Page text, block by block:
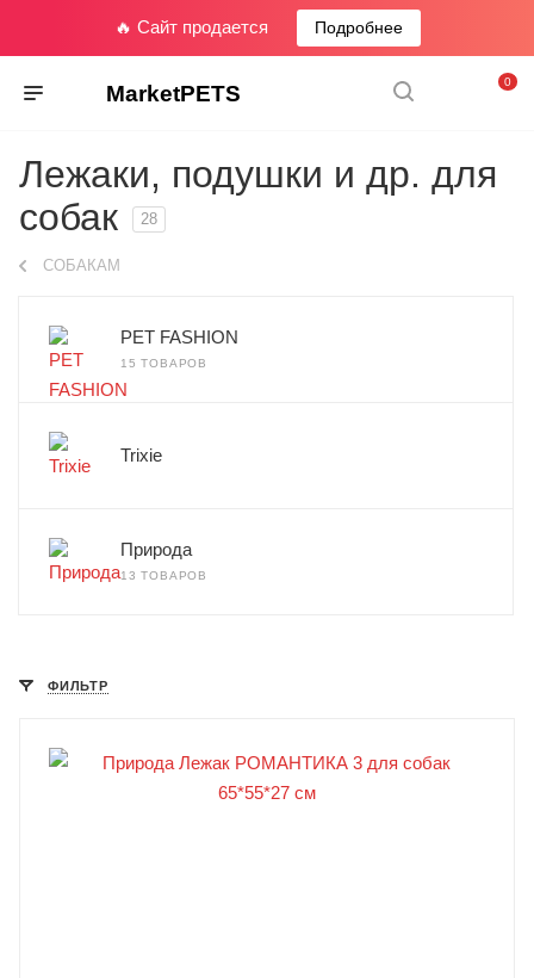
🔥 Сайт продается Подробнее
MarketPETS 0
Лежаки, подушки и др. для
собак
28
СОБАКАМ
PET FASHION
15 ТОВАРОВ
Trixie
Природа
13 ТОВАРОВ
ФИЛЬТР